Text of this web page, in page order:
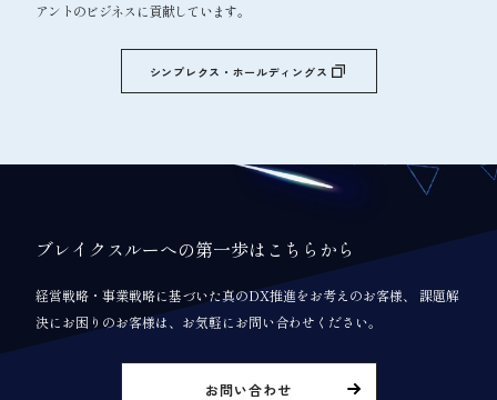
アントのビジネスに貢献しています。
シンプレクス・ホールディングス
ブレイクスルーへの第一歩はこちらから
経営戦略・事業戦略に基づいた真のDX推進をお考えのお客様、 課題解
決にお困りのお客様は、お気軽にお問い合わせください。
お問い合わせ